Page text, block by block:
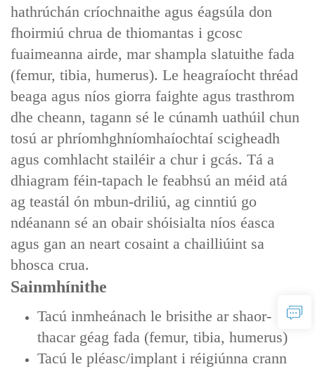
hathrúchán críochnaithe agus éagsúla don
fhoirmiú chrua de thiomantas i gcosc
fuaimeanna airde, mar shampla slatuithe fada
(femur, tibia, humerus). Le heagraíocht thréad
beaga agus níos giorra faighte agus trasthrom
dhe cheann, tagann sé le cúnamh uathúil chun
tosú ar phríomhghníomhaíochtaí scigheadh
agus comhlacht stailéir a chur i gcás. Tá a
dhiagram féin-tapach le feabhsú an méid atá
ag teastál ón mbun-driliú, ag cinntiú go
ndéanann sé an obair shóisialta níos éasca
agus gan an neart cosaint a chailliúint sa
bhosca crua.
Sainmhínithe
Tacú inmheánach le brisithe ar shaor-
thacar géag fada (femur, tibia, humerus)
Tacú le pléasc/implant i réigiúnna crann